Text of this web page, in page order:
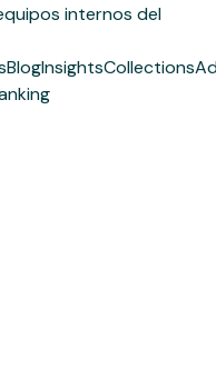
internos del
BlogInsightsCollections